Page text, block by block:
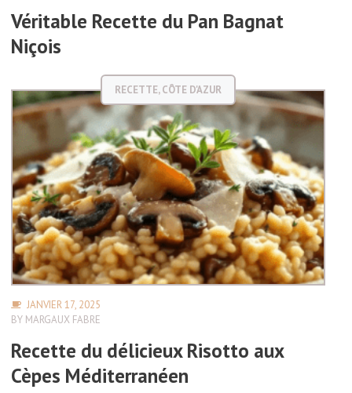
Véritable Recette du Pan Bagnat
Niçois
RECETTE,CÔTE D'AZUR
JANVIER 17, 2025
BY MARGAUX FABRE
Recette du délicieux Risotto aux
Cèpes Méditerranéen